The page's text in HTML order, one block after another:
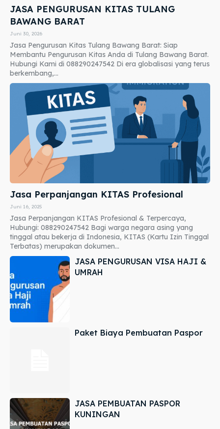
JASA PENGURUSAN KITAS TULANG
BAWANG BARAT
Juni 30, 2026
Jasa Pengurusan Kitas Tulang Bawang Barat: Siap
Membantu Pengurusan Kitas Anda di Tulang Bawang Barat.
Hubungi Kami di 088290247542 Di era globalisasi yang terus
berkembang,...
Jasa Perpanjangan KITAS Profesional
Juni 16, 2025
Jasa Perpanjangan KITAS Profesional & Terpercaya,
Hubungi: 088290247542 Bagi warga negara asing yang
tinggal atau bekerja di Indonesia, KITAS (Kartu Izin Tinggal
Terbatas) merupakan dokumen...
JASA PENGURUSAN VISA HAJI &
UMRAH
Paket Biaya Pembuatan Paspor
JASA PEMBUATAN PASPOR
KUNINGAN